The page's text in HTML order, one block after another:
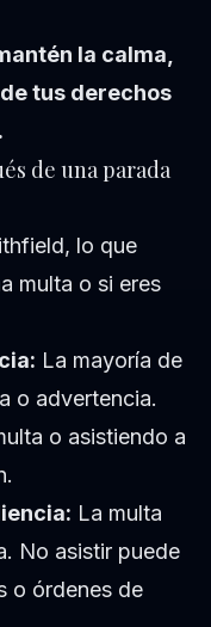
la calma,
tus derechos
de una parada
lo que
multa o si eres
La mayoría de
o advertencia.
o asistiendo a
La multa
No asistir puede
o órdenes de